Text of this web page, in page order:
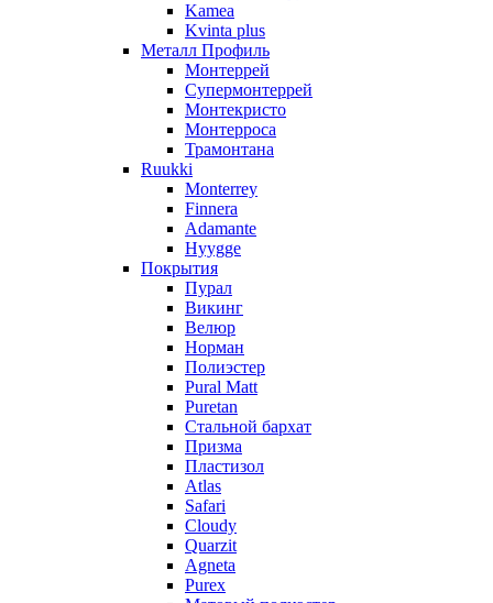
Kamea
Kvinta plus
Металл Профиль
Монтеррей
Супермонтеррей
Монтекристо
Монтерроса
Трамонтана
Ruukki
Monterrey
Finnera
Adamante
Hyygge
Покрытия
Пурал
Викинг
Велюр
Норман
Полиэстер
Pural Matt
Puretan
Стальной бархат
Призма
Пластизол
Atlas
Safari
Cloudy
Quarzit
Agneta
Purex